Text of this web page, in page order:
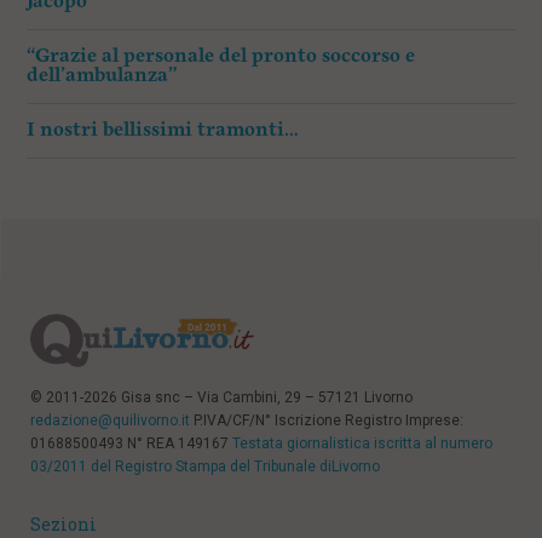
“Grazie al personale del pronto soccorso e
dell’ambulanza”
I nostri bellissimi tramonti…
© 2011-2026 Gisa snc – Via Cambini, 29 – 57121 Livorno
redazione@quilivorno.it P.IVA/CF/N° Iscrizione Registro Imprese:
01688500493 N° REA 149167 Testata giornalistica iscritta al numero
03/2011 del Registro Stampa del Tribunale diLivorno
Sezioni